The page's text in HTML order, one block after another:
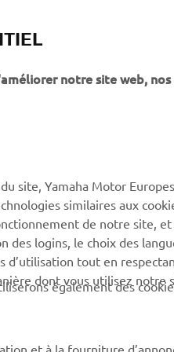
Catalogue des
Réserver un
Réseau Yamaha
Gestion des
batteries
notre site web,
site, Yamaha Motor
similaires aux
de notre site,
logins, le choix des
tout en
dont vous utilisez notre
également des
et à la fourniture